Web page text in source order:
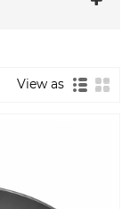
View as